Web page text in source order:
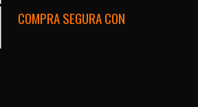
COMPRA SEGURA CON